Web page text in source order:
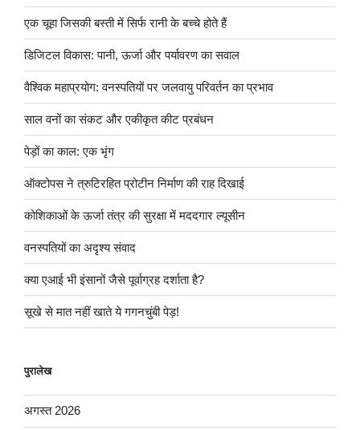
एक चूहा जिसकी बस्ती में सिर्फ रानी के बच्चे होते हैं
डिजिटल विकास: पानी, ऊर्जा और पर्यावरण का सवाल
वैश्विक महाप्रयोग: वनस्पतियों पर जलवायु परिवर्तन का प्रभाव
साल वनों का संकट और एकीकृत कीट प्रबंधन
पेड़ों का काल: एक भृंग
ऑक्टोपस ने त्रुटिरहित प्रोटीन निर्माण की राह दिखाई
कोशिकाओं के ऊर्जा तंत्र की सुरक्षा में मददगार ल्यूसीन
वनस्पतियों का अदृश्य संवाद
क्या एआई भी इंसानों जैसे पूर्वाग्रह दर्शाता है?
सूखे से मात नहीं खाते ये गगनचुंबी पेड़!
पुरालेख
अगस्त 2026